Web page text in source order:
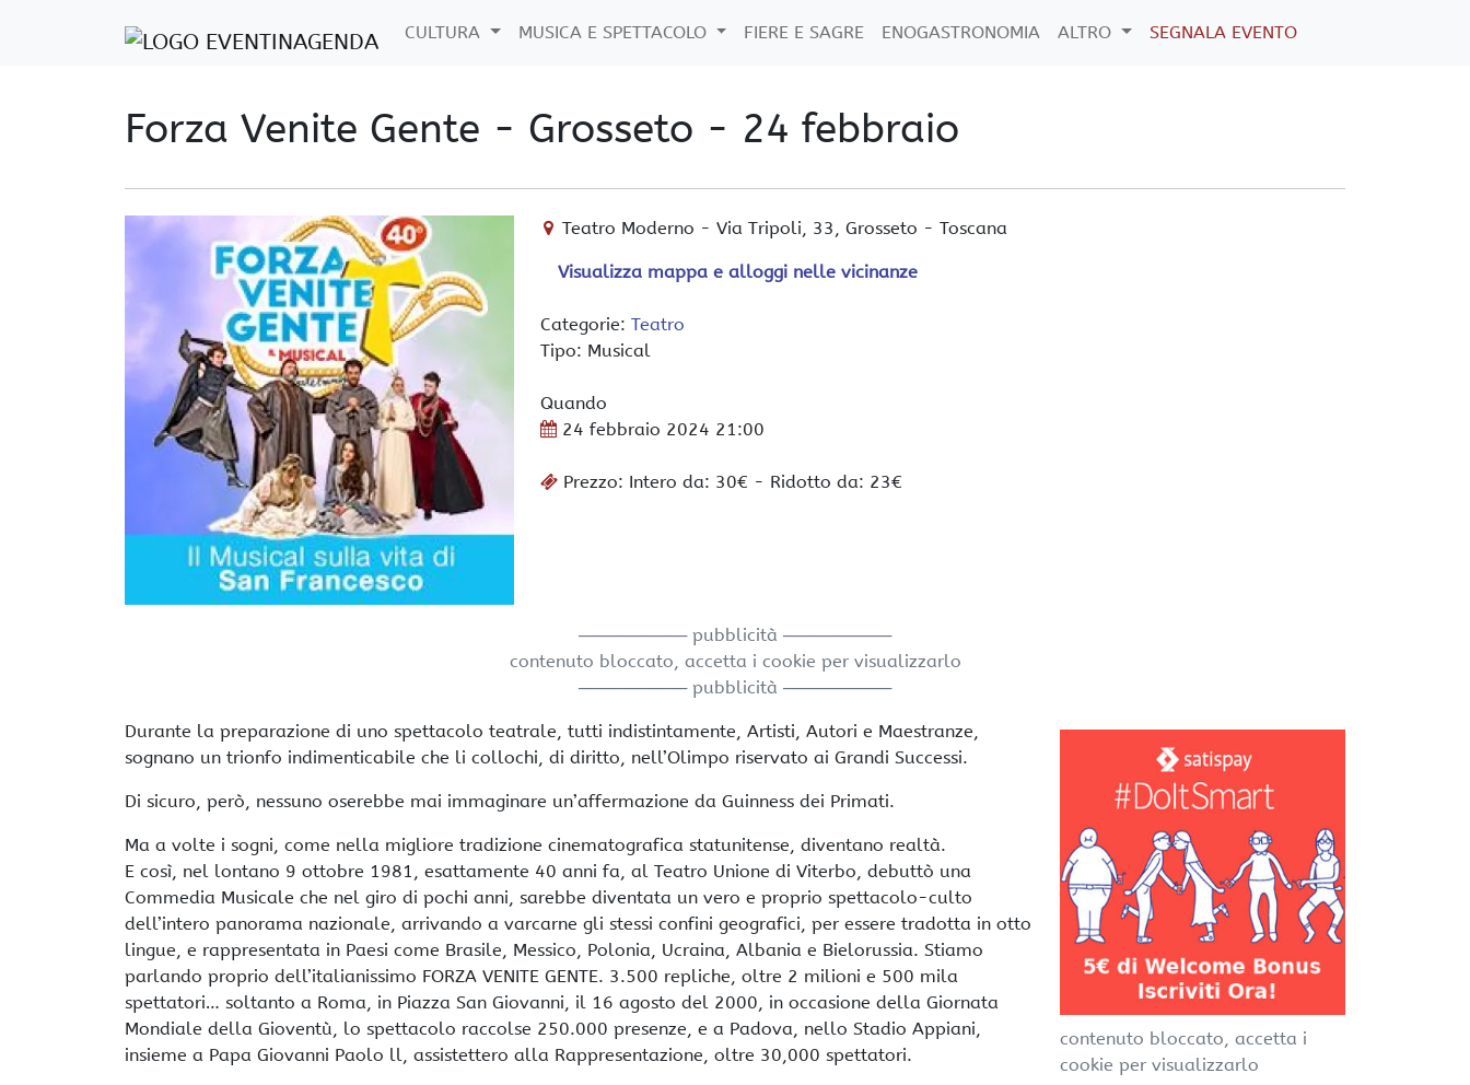
CULTURA MUSICA E SPETTACOLO FIERE E SAGRE ENOGASTRONOMIA ALTRO SEGNALA EVENTO
Forza Venite Gente - Grosseto - 24 febbraio
Teatro Moderno -Via Tripoli, 33,Grosseto -Toscana
Visualizza mappa e alloggi nelle vicinanze
Categorie: Teatro
Tipo: Musical
Quando
24 febbraio 2024 21:00
Prezzo: Intero da: 30€ - Ridotto da: 23€
───────── pubblicità ─────────
contenuto bloccato, accetta i cookie per visualizzarlo
───────── pubblicità ─────────
Durante la preparazione di uno spettacolo teatrale, tutti indistintamente, Artisti, Autori e Maestranze,
sognano un trionfo indimenticabile che li collochi, di diritto, nell’Olimpo riservato ai Grandi Successi.
Di sicuro, però, nessuno oserebbe mai immaginare un’affermazione da Guinness dei Primati.
Ma a volte i sogni, come nella migliore tradizione cinematografica statunitense, diventano realtà.
E così, nel lontano 9 ottobre 1981, esattamente 40 anni fa, al Teatro Unione di Viterbo, debuttò una
Commedia Musicale che nel giro di pochi anni, sarebbe diventata un vero e proprio spettacolo-culto
dell’intero panorama nazionale, arrivando a varcarne gli stessi confini geografici, per essere tradotta in otto
lingue, e rappresentata in Paesi come Brasile, Messico, Polonia, Ucraina, Albania e Bielorussia. Stiamo
parlando proprio dell’italianissimo FORZA VENITE GENTE. 3.500 repliche, oltre 2 milioni e 500 mila
spettatori… soltanto a Roma, in Piazza San Giovanni, il 16 agosto del 2000, in occasione della Giornata
Mondiale della Gioventù, lo spettacolo raccolse 250.000 presenze, e a Padova, nello Stadio Appiani,
insieme a Papa Giovanni Paolo ll, assistettero alla Rappresentazione, oltre 30,000 spettatori.
contenuto bloccato, accetta i
cookie per visualizzarlo